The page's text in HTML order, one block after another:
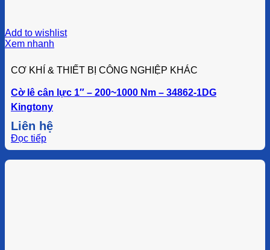
Add to wishlist
Xem nhanh
CƠ KHÍ & THIẾT BỊ CÔNG NGHIỆP KHÁC
Cờ lê cân lực 1″ – 200~1000 Nm – 34862-1DG
Kingtony
Liên hệ
Đọc tiếp